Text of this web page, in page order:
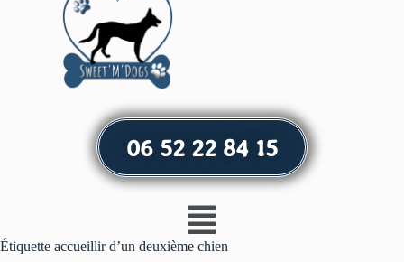
06 52 22 84 15
Étiquette accueillir d’un deuxième chien